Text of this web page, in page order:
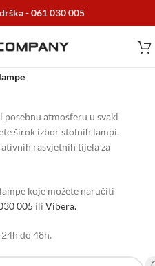
-061 030 005
atmosferu u svaki
širok izbor stolnih lampi,
rasvjetnih tijela za
koje možete naručiti
005 ili Vibera.
do 48h.